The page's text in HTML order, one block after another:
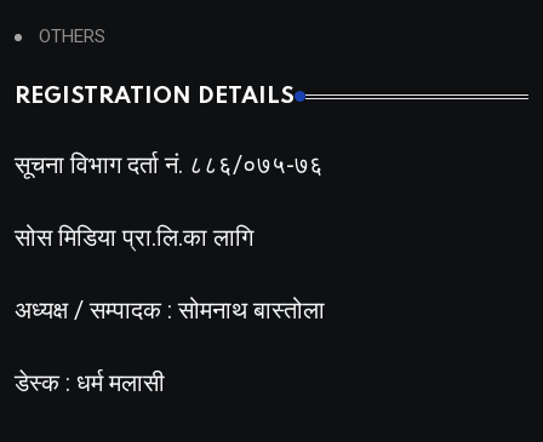
OTHERS
REGISTRATION DETAILS
सूचना विभाग दर्ता नं. ८८६/०७५-७६
सोस मिडिया प्रा.लि.का लागि
अध्यक्ष / सम्पादक : सोमनाथ बास्तोला
डेस्क : धर्म मलासी